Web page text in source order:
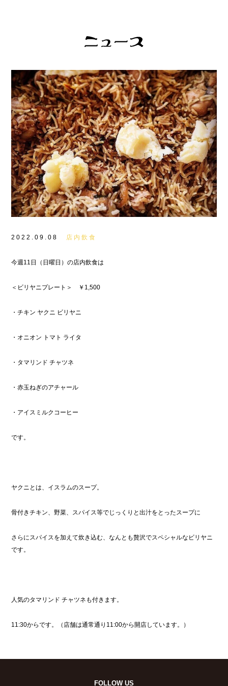
2022.09.08 店内飲食
今週11日（日曜日）の店内飲食は
＜ビリヤニプレート＞ ￥1,500
・チキン ヤクニ ビリヤニ
・オニオン トマト ライタ
・タマリンド チャツネ
・赤玉ねぎのアチャール
・アイスミルクコーヒー
です。
ヤクニとは、イスラムのスープ。
骨付きチキン、野菜、スパイス等でじっくりと出汁をとったスープに
さらにスパイスを加えて炊き込む、なんとも贅沢でスペシャルなビリヤニ
です。
人気のタマリンド チャツネも付きます。
11:30からです。（店舗は通常通り11:00から開店しています。）
FOLLOW US